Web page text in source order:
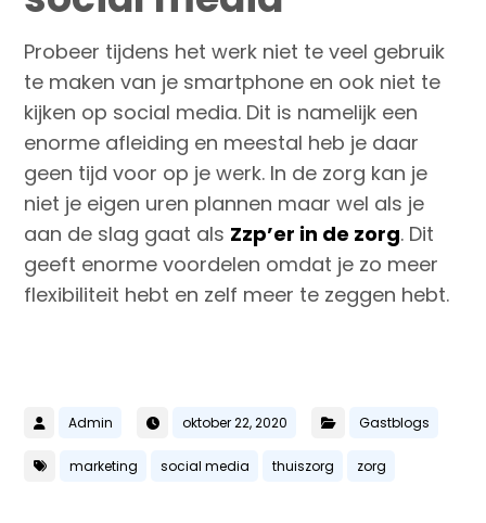
Probeer tijdens het werk niet te veel gebruik
te maken van je smartphone en ook niet te
kijken op social media. Dit is namelijk een
enorme afleiding en meestal heb je daar
geen tijd voor op je werk. In de zorg kan je
niet je eigen uren plannen maar wel als je
aan de slag gaat als Zzp’er in de zorg. Dit
geeft enorme voordelen omdat je zo meer
flexibiliteit hebt en zelf meer te zeggen hebt.
Admin oktober 22, 2020 Gastblogs
marketing social media thuiszorg zorg